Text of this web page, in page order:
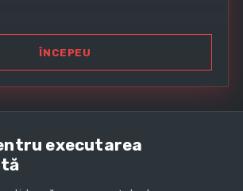
ÎNCEPEU
executarea